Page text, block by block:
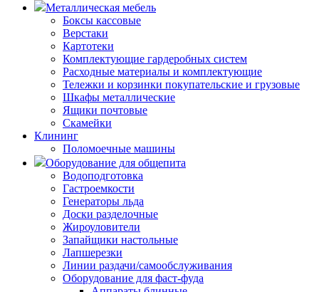
Металлическая мебель
Боксы кассовые
Верстаки
Картотеки
Комплектующие гардеробных систем
Расходные материалы и комплектующие
Тележки и корзинки покупательские и грузовые
Шкафы металлические
Ящики почтовые
Скамейки
Клининг
Поломоечные машины
Оборудование для общепита
Водоподготовка
Гастроемкости
Генераторы льда
Доски разделочные
Жироуловители
Запайщики настольные
Лапшерезки
Линии раздачи/самообслуживания
Оборудование для фаст-фуда